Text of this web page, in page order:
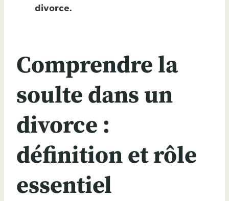
divorce.
Comprendre la
soulte dans un
divorce :
définition et rôle
essentiel